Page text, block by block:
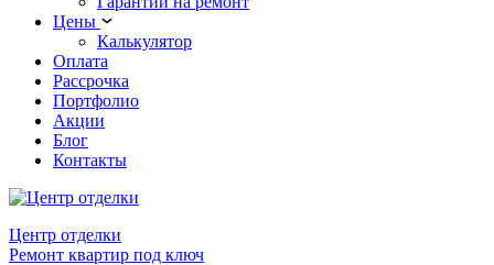
Цены
Калькулятор
Оплата
Рассрочка
Портфолио
Акции
Блог
Контакты
Центр отделки
Ремонт квартир под ключ